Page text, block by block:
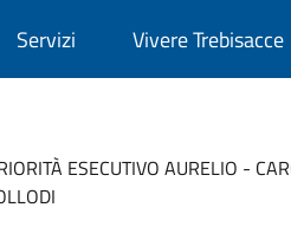
Servizi Vivere Trebisacce
ESECUTIVO AURELIO -